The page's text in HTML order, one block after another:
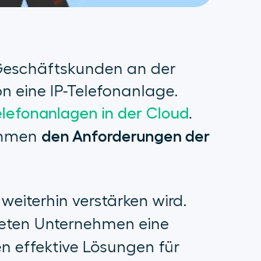
an der
eine IP-Telefonanlage.
in der Cloud.
den Anforderungen der
verstärken wird.
Unternehmen eine
effektive Lösungen für